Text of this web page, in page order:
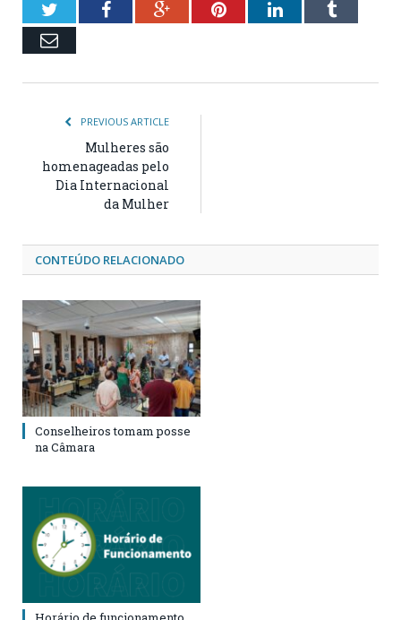
TwitterFacebookGoogle+PinterestLinkedInTumblr
Email
PREVIOUS ARTICLE
Mulheres são
homenageadas pelo
Dia Internacional
da Mulher
CONTEÚDO RELACIONADO
Conselheiros tomam posse
na Câmara